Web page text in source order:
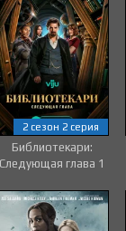
Библиотекари:
Следующая глава 1
2 сезон 2 серия